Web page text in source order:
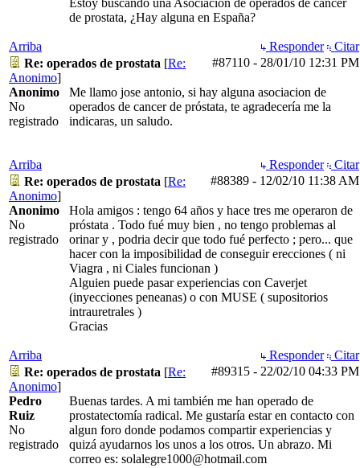
Estoy buscando una Asociación de operados de cancer
de prostata, ¿Hay alguna en España?
Arriba Responder
Citar
#87110 - 28/01/10 12:31 PM
Re: operados de prostata [Re:
Anonimo]
Anonimo
No
registrado
Me llamo jose antonio, si hay alguna asociacion de
operados de cancer de próstata, te agradecería me la
indicaras, un saludo.
Arriba Responder
Citar
#88389 - 12/02/10 11:38 AM
Re: operados de prostata [Re:
Anonimo]
Anonimo
No
registrado
Hola amigos : tengo 64 años y hace tres me operaron de
próstata . Todo fué muy bien , no tengo problemas al
orinar y , podria decir que todo fué perfecto ; pero... que
hacer con la imposibilidad de conseguir erecciones ( ni
Viagra , ni Ciales funcionan )
Alguien puede pasar experiencias con Caverjet
(inyecciones peneanas) o con MUSE ( supositorios
intrauretrales )
Gracias
Arriba Responder
Citar
#89315 - 22/02/10 04:33 PM
Re: operados de prostata [Re:
Anonimo]
Pedro
Ruiz
No
registrado
Buenas tardes. A mi también me han operado de
prostatectomía radical. Me gustaría estar en contacto con
algun foro donde podamos compartir experiencias y
quizá ayudarnos los unos a los otros. Un abrazo. Mi
correo es: solalegre1000@hotmail.com